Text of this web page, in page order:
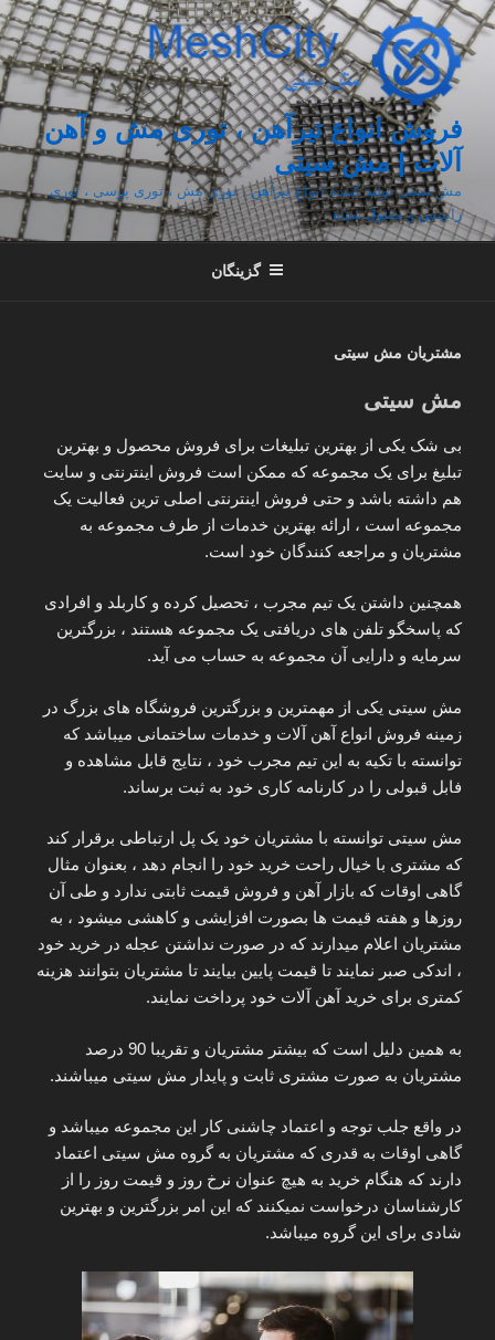
رفتن
به
محتوا
فروش انواع تیرآهن ، توری مش و آهن
آلات | مش سیتی
مش سیتی تولید کننده انواع تیرآهن ، توری مش ، توری پرسی ، توری
رابیتس و مفتول سیاه
گزینگان
مشتریان مش سیتی
مش سیتی
بی شک یکی از بهترین تبلیغات برای فروش محصول و بهترین
تبلیغ برای یک مجموعه که ممکن است فروش اینترنتی و سایت
هم داشته باشد و حتی فروش اینترنتی اصلی ترین فعالیت یک
مجموعه است ، ارائه بهترین خدمات از طرف مجموعه به
مشتریان و مراجعه کنندگان خود است.
همچنین داشتن یک تیم مجرب ، تحصیل کرده و کاربلد و افرادی
که پاسخگو تلفن های دریافتی یک مجموعه هستند ، بزرگترین
سرمایه و دارایی آن مجموعه به حساب می آید.
مش سیتی یکی از مهمترین و بزرگترین فروشگاه های بزرگ در
زمینه فروش انواع آهن آلات و خدمات ساختمانی میباشد که
توانسته با تکیه به این تیم مجرب خود ، نتایج قابل مشاهده و
فابل قبولی را در کارنامه کاری خود به ثبت برساند.
مش سیتی توانسته با مشتریان خود یک پل ارتباطی برقرار کند
که مشتری با خیال راحت خرید خود را انجام دهد ، بعنوان مثال
گاهی اوقات که بازار آهن و فروش قیمت ثابتی ندارد و طی آن
روزها و هفته قیمت ها بصورت افزایشی و کاهشی میشود ، به
مشتریان اعلام میدارند که در صورت نداشتن عجله در خرید خود
، اندکی صبر نمایند تا قیمت پایین بیایند تا مشتریان بتوانند هزینه
کمتری برای خرید آهن آلات خود پرداخت نمایند.
به همین دلیل است که بیشتر مشتریان و تقریبا 90 درصد
مشتریان به صورت مشتری ثابت و پایدار مش سیتی میباشند.
در واقع جلب توجه و اعتماد چاشنی کار این مجموعه میباشد و
گاهی اوقات به قدری که مشتریان به گروه مش سیتی اعتماد
دارند که هنگام خرید به هیچ عنوان نرخ روز و قیمت روز را از
کارشناسان درخواست نمیکنند که این امر بزرگترین و بهترین
شادی برای این گروه میباشد.